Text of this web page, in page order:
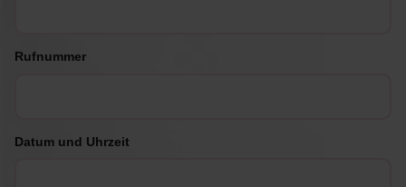
Rufnummer
Datum und Uhrzeit